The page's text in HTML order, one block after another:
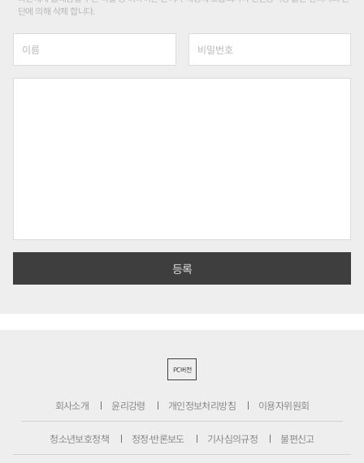
단에 의해 삭제 합니다.
PC버전
회사소개 윤리강령 개인정보처리방침 이용자위원회
청소년보호정책 정정·반론보도 기사심의규정 불편신고